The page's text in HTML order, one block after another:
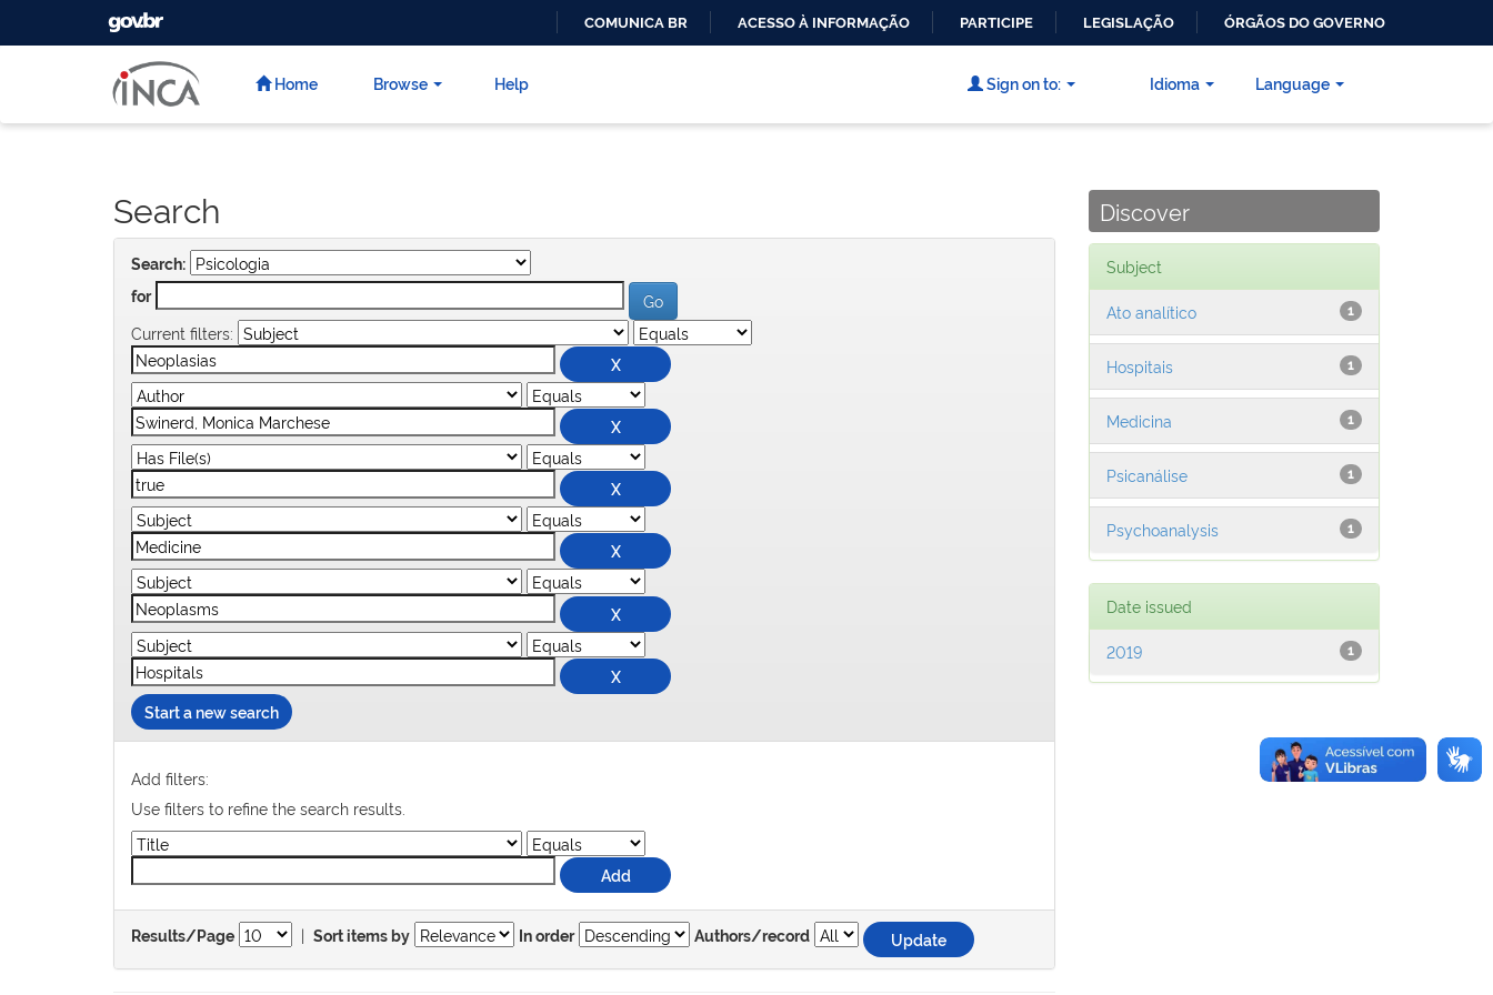
CONTEÚDO
GOVBR
COMUNICA BR ACESSO À INFORMAÇÃO PARTICIPE LEGISLAÇÃO ÓRGÃOS DO GOVERNO
Home Browse Help Language
Sign on to: Idioma
Search
Search:
for
Current filters:
Start a new search
Add filters:
Use filters to refine the search results.
Results/Page | Sort items by In order Authors/record
Discover
Subject
1
Ato analítico
1
Hospitais
1
Medicina
1
Psicanálise
1
Psychoanalysis
Date issued
1
2019